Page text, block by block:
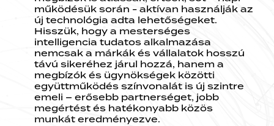
működésük során - aktívan használják az
új technológia adta lehetőségeket.
Hisszük, hogy a mesterséges
intelligencia tudatos alkalmazása
nemcsak a márkák és vállalatok hosszú
távú sikeréhez járul hozzá, hanem a
megbízók és ügynökségek közötti
együttműködés színvonalát is új szintre
emeli – erősebb partnerséget, jobb
megértést és hatékonyabb közös
munkát eredményezve.